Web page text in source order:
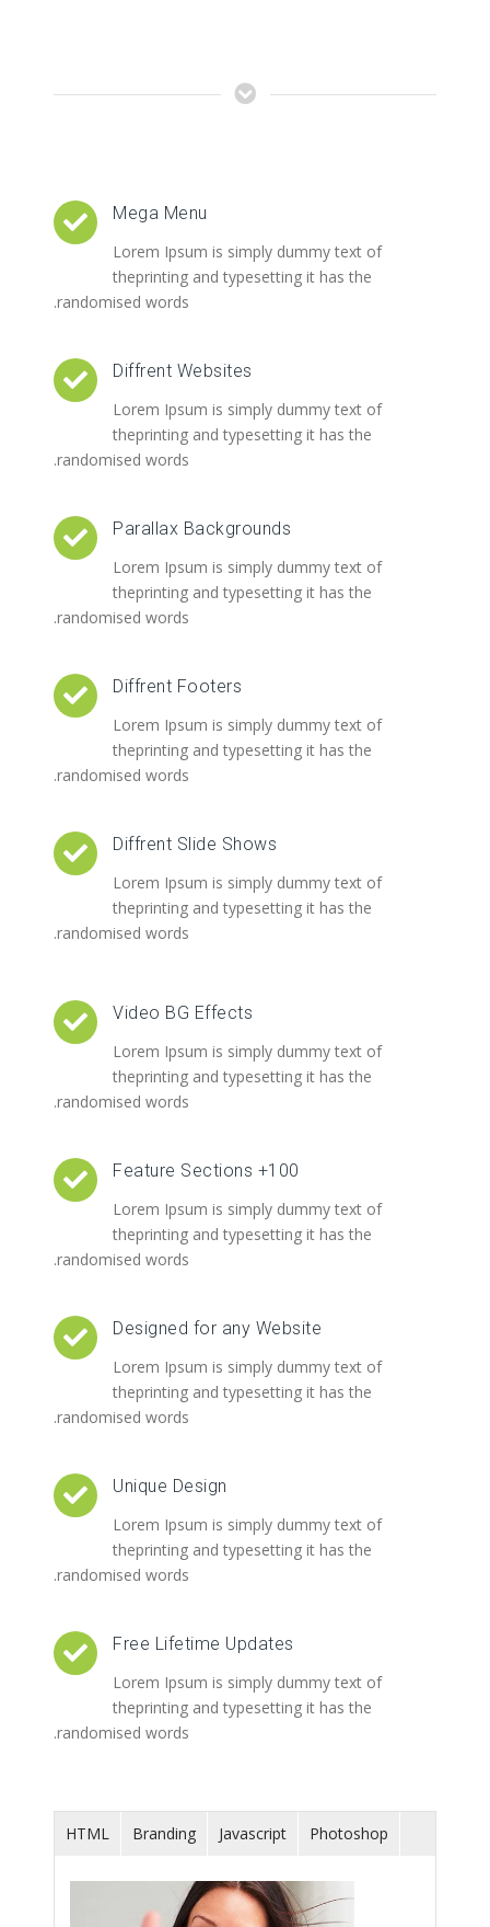
Mega Menu
Lorem Ipsum is simply dummy text of
theprinting and typesetting it has the
randomised words.
Diffrent Websites
Lorem Ipsum is simply dummy text of
theprinting and typesetting it has the
randomised words.
Parallax Backgrounds
Lorem Ipsum is simply dummy text of
theprinting and typesetting it has the
randomised words.
Diffrent Footers
Lorem Ipsum is simply dummy text of
theprinting and typesetting it has the
randomised words.
Diffrent Slide Shows
Lorem Ipsum is simply dummy text of
theprinting and typesetting it has the
randomised words.
Video BG Effects
Lorem Ipsum is simply dummy text of
theprinting and typesetting it has the
randomised words.
100+ Feature Sections
Lorem Ipsum is simply dummy text of
theprinting and typesetting it has the
randomised words.
Designed for any Website
Lorem Ipsum is simply dummy text of
theprinting and typesetting it has the
randomised words.
Unique Design
Lorem Ipsum is simply dummy text of
theprinting and typesetting it has the
randomised words.
Free Lifetime Updates
Lorem Ipsum is simply dummy text of
theprinting and typesetting it has the
randomised words.
Photoshop
Javascript
Branding
HTML